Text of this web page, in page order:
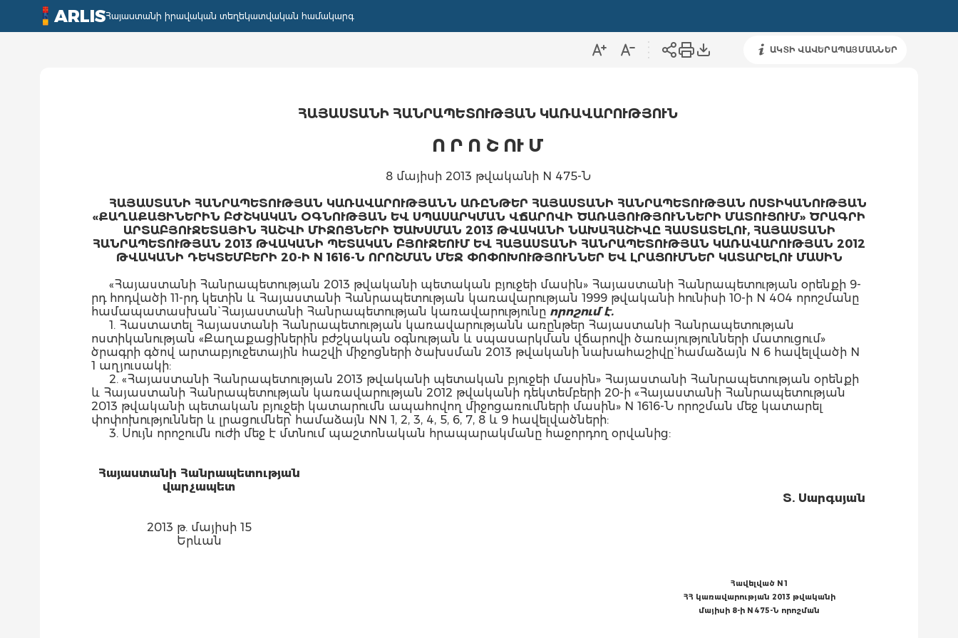
ARLISՀայաստանի իրավական տեղեկատվական համակարգ
ԱԿՏԻ ՎԱՎԵՐԱՊԱՅՄԱՆՆԵՐ
ՀԱՅԱՍՏԱՆԻ ՀԱՆՐԱՊԵՏՈՒԹՅԱՆ ԿԱՌԱՎԱՐՈՒԹՅՈՒՆ
Ո Ր Ո Շ ՈՒ Մ
8 մայիսի 2013 թվականի N 475-Ն
ՀԱՅԱՍՏԱՆԻ ՀԱՆՐԱՊԵՏՈՒԹՅԱՆ ԿԱՌԱՎԱՐՈՒԹՅԱՆՆ ԱՌԸՆԹԵՐ ՀԱՅԱՍՏԱՆԻ ՀԱՆՐԱՊԵՏՈՒԹՅԱՆ ՈՍՏԻԿԱՆՈՒԹՅԱՆ
«ՔԱՂԱՔԱՑԻՆԵՐԻՆ ԲԺՇԿԱԿԱՆ ՕԳՆՈՒԹՅԱՆ ԵՎ ՍՊԱՍԱՐԿՄԱՆ ՎՃԱՐՈՎԻ ԾԱՌԱՅՈՒԹՅՈՒՆՆԵՐԻ ՄԱՏՈՒՑՈՒՄ» ԾՐԱԳՐԻ
ԱՐՏԱԲՅՈՒՋԵՏԱՅԻՆ ՀԱՇՎԻ ՄԻՋՈՑՆԵՐԻ ԾԱԽՍՄԱՆ 2013 ԹՎԱԿԱՆԻ ՆԱԽԱՀԱՇԻՎԸ ՀԱՍՏԱՏԵԼՈՒ, ՀԱՅԱՍՏԱՆԻ
ՀԱՆՐԱՊԵՏՈՒԹՅԱՆ 2013 ԹՎԱԿԱՆԻ ՊԵՏԱԿԱՆ ԲՅՈՒՋԵՈՒՄ ԵՎ ՀԱՅԱՍՏԱՆԻ ՀԱՆՐԱՊԵՏՈՒԹՅԱՆ ԿԱՌԱՎԱՐՈՒԹՅԱՆ 2012
ԹՎԱԿԱՆԻ ԴԵԿՏԵՄԲԵՐԻ 20-Ի N 1616-Ն ՈՐՈՇՄԱՆ ՄԵՋ ՓՈՓՈԽՈՒԹՅՈՒՆՆԵՐ ԵՎ ԼՐԱՑՈՒՄՆԵՐ ԿԱՏԱՐԵԼՈՒ ՄԱՍԻՆ
«Հայաստանի Հանրապետության 2013 թվականի պետական բյուջեի մասին» Հայաստանի Հանրապետության օրենքի 9-
րդ հոդվածի 11-րդ կետին և Հայաստանի Հանրապետության կառավարության 1999 թվականի հունիսի 10-ի N 404 որոշմանը
համապատասխան` Հայաստանի Հանրապետության կառավարությունը որոշում է.
1. Հաստատել Հայաստանի Հանրապետության կառավարությանն առընթեր Հայաստանի Հանրապետության
ոստիկանության «Քաղաքացիներին բժշկական օգնության և սպասարկման վճարովի ծառայությունների մատուցում»
ծրագրի գծով արտաբյուջետային հաշվի միջոցների ծախսման 2013 թվականի նախահաշիվը` համաձայն N 6 հավելվածի N
1 աղյուսակի:
2. «Հայաստանի Հանրապետության 2013 թվականի պետական բյուջեի մասին» Հայաստանի Հանրապետության օրենքի
և Հայաստանի Հանրապետության կառավարության 2012 թվականի դեկտեմբերի 20-ի «Հայաստանի Հանրապետության
2013 թվականի պետական բյուջեի կատարումն ապահովող միջոցառումների մասին» N 1616-Ն որոշման մեջ կատարել
փոփոխություններ և լրացումներ՝ համաձայն NN 1, 2, 3, 4, 5, 6, 7, 8 և 9 հավելվածների:
3. Սույն որոշումն ուժի մեջ է մտնում պաշտոնական հրապարակմանը հաջորդող օրվանից:
Հայաստանի Հանրապետության
վարչապետ
Տ. Սարգսյան
2013 թ. մայիսի 15
Երևան
Հավելված N 1
ՀՀ կառավարության 2013 թվականի
մայիսի 8-ի N 475-Ն որոշման